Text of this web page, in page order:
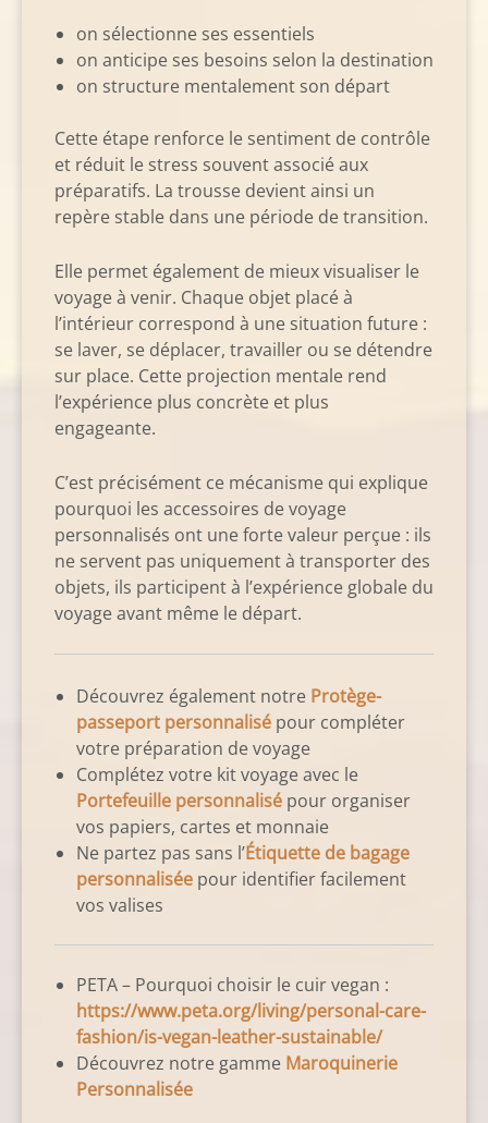
on sélectionne ses essentiels
on anticipe ses besoins selon la destination
on structure mentalement son départ
Cette étape renforce le sentiment de contrôle
et réduit le stress souvent associé aux
préparatifs. La trousse devient ainsi un
repère stable dans une période de transition.
Elle permet également de mieux visualiser le
voyage à venir. Chaque objet placé à
l’intérieur correspond à une situation future :
se laver, se déplacer, travailler ou se détendre
sur place. Cette projection mentale rend
l’expérience plus concrète et plus
engageante.
C’est précisément ce mécanisme qui explique
pourquoi les accessoires de voyage
personnalisés ont une forte valeur perçue : ils
ne servent pas uniquement à transporter des
objets, ils participent à l’expérience globale du
voyage avant même le départ.
Découvrez également notre Protège-
passeport personnalisé pour compléter
votre préparation de voyage
Complétez votre kit voyage avec le
Portefeuille personnalisé pour organiser
vos papiers, cartes et monnaie
Ne partez pas sans l’Étiquette de bagage
personnalisée pour identifier facilement
vos valises
PETA – Pourquoi choisir le cuir vegan :
https://www.peta.org/living/personal-care-
fashion/is-vegan-leather-sustainable/
Découvrez notre gamme Maroquinerie
Personnalisée